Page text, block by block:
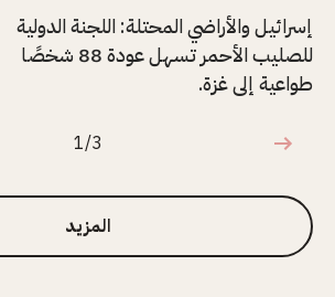
إسرائيل والأراضي المحتلة: اللجنة الدولية
للصليب الأحمر تسهل عودة 88 شخصًا
طواعية إلى غزة.
1 من 3
1/3
المزيد